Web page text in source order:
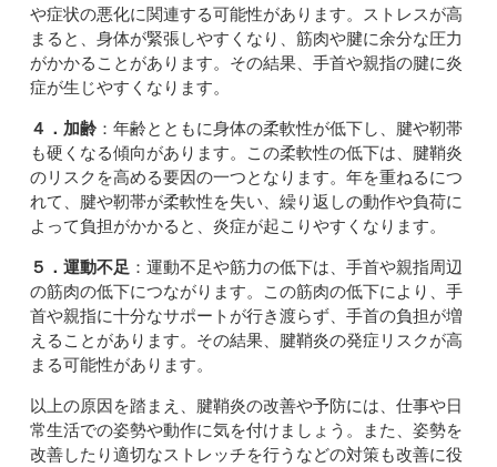
や症状の悪化に関連する可能性があります。ストレスが高
まると、身体が緊張しやすくなり、筋肉や腱に余分な圧力
がかかることがあります。その結果、手首や親指の腱に炎
症が生じやすくなります。
４．加齢 ：年齢とともに身体の柔軟性が低下し、腱や靭帯
も硬くなる傾向があります。この柔軟性の低下は、腱鞘炎
のリスクを高める要因の一つとなります。年を重ねるにつ
れて、腱や靭帯が柔軟性を失い、繰り返しの動作や負荷に
よって負担がかかると、炎症が起こりやすくなります。
５．運動不足 ：運動不足や筋力の低下は、手首や親指周辺
の筋肉の低下につながります。この筋肉の低下により、手
首や親指に十分なサポートが行き渡らず、手首の負担が増
えることがあります。その結果、腱鞘炎の発症リスクが高
まる可能性があります。
以上の原因を踏まえ、腱鞘炎の改善や予防には、仕事や日
常生活での姿勢や動作に気を付けましょう。また、姿勢を
改善したり適切なストレッチを行うなどの対策も改善に役